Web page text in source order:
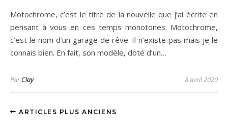
Motochrome, c’est le titre de la nouvelle que j’ai écrite en
pensant à vous en ces temps monotones. Motochrome,
c’est le nom d’un garage de rêve. Il n’existe pas mais je le
connais bien. En fait, son modèle, doté d’un…
ParClay 8 avril 2020
ARTICLES PLUS ANCIENS